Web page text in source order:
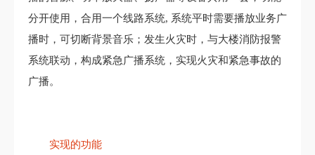
分开使用，合用一个线路系统, 系统平时需要播放业务广
播时，可切断背景音乐；发生火灾时，与大楼消防报警
系统联动，构成紧急广播系统，实现火灾和紧急事故的
广播。
实现的功能